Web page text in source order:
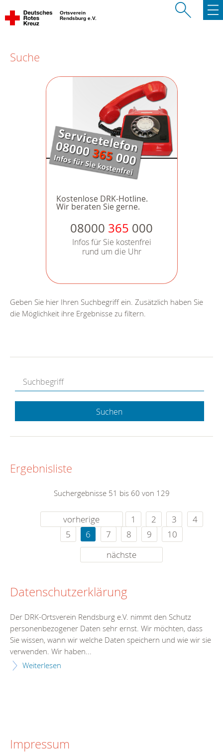
Ortsverein
Rendsburg e.V.
Suche
Kostenlose DRK-Hotline.
Wir beraten Sie gerne.
08000 365 000
Infos für Sie kostenfrei
rund um die Uhr
Geben Sie hier Ihren Suchbegriff ein. Zusätzlich haben Sie
die Möglichkeit ihre Ergebnisse zu filtern.
Suchen
Ergebnisliste
Suchergebnisse 51 bis 60 von 129
vorherige 1 2 3
4
5
6 7 8 9
10
nächste
Datenschutzerklärung
Der DRK-Ortsverein Rendsburg e.V. nimmt den Schutz
personenbezogener Daten sehr ernst. Wir möchten, dass
Sie wissen, wann wir welche Daten speichern und wie wir sie
verwenden. Wir haben...
Weiterlesen
Impressum